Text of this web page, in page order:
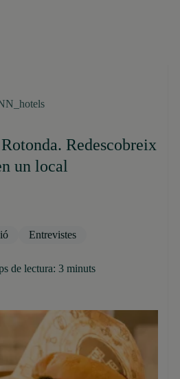
Redescobreix
un local
Entrevistes
de lectura: 3 minuts